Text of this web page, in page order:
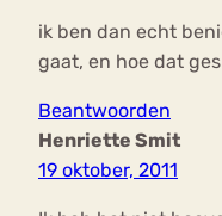
ik ben dan echt
gaat, en hoe dat
Beantwoorden
Henriette Smit
19 oktober, 2011